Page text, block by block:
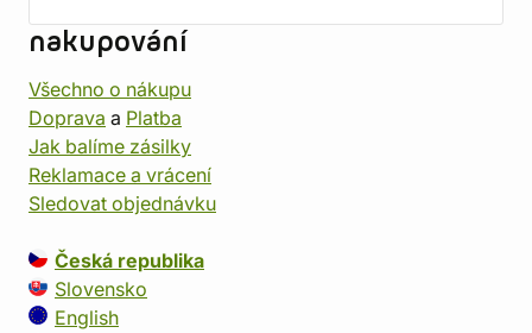
nakupování
Všechno o nákupu
Doprava a Platba
Jak balíme zásilky
Reklamace a vrácení
Sledovat objednávku
Česká republika
Slovensko
English